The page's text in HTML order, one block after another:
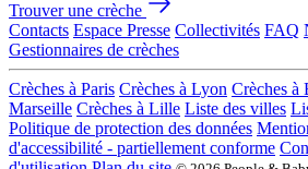
Trouver une crèche
Contacts Espace Presse Collectivités FAQ
Gestionnaires de crèches
Crèches à Paris Crèches à Lyon Crèches à
Marseille Crèches à Lille Liste des villes
Politique de protection des données
d'accessibilité - partiellement conforme